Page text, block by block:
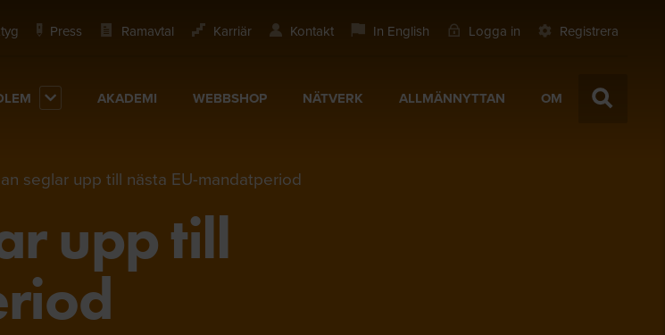
Press Ramavtal Karriär Kontakt In English Logga in Registrera
AKADEMI WEBBSHOP NÄTVERK ALLMÄNNYTTAN OM
seglar upp till nästa EU-mandatperiod
upp till